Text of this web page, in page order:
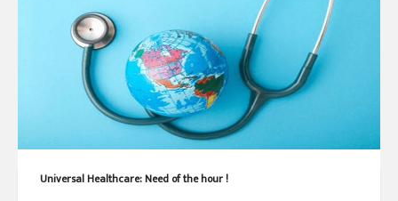
Universal Healthcare: Need of the hour !